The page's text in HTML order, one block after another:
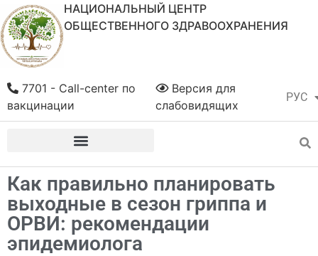
НАЦИОНАЛЬНЫЙ ЦЕНТР
ОБЩЕСТВЕННОГО ЗДРАВООХРАНЕНИЯ
РУС
ҚАЗ
Версия для
слабовидящих
7701 - Call-center по
вакцинации
Как правильно планировать
выходные в сезон гриппа и
ОРВИ: рекомендации
эпидемиолога